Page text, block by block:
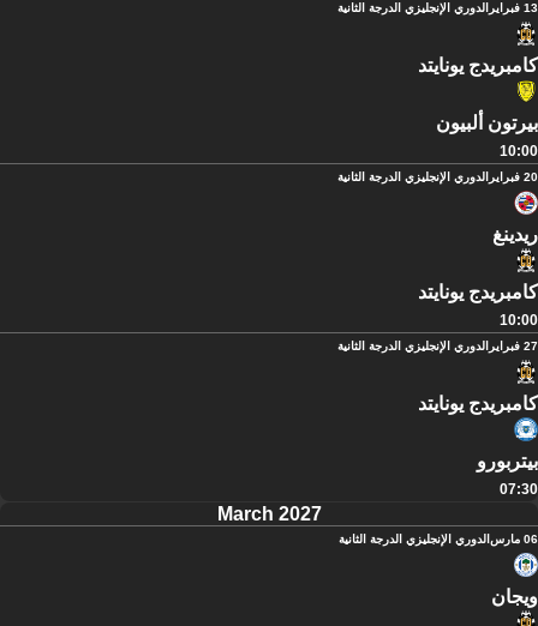
13 فبراير الدوري الإنجليزي الدرجة الثانية
كامبريدج يونايتد
بيرتون ألبيون
10:00
20 فبراير الدوري الإنجليزي الدرجة الثانية
ريدينغ
كامبريدج يونايتد
10:00
27 فبراير الدوري الإنجليزي الدرجة الثانية
كامبريدج يونايتد
بيتربورو
07:30
March 2027
06 مارس الدوري الإنجليزي الدرجة الثانية
ويجان